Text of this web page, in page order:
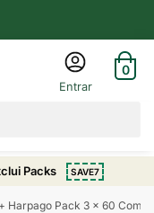
0
Packs SAVE7
Harpago Pack 3 x 60